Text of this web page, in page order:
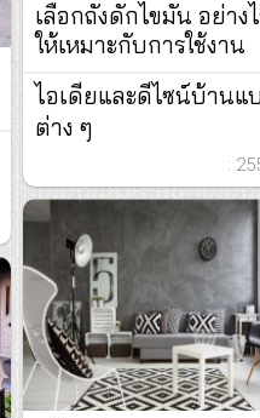
เลือกถังดักไขมัน อย่าง
ให้เหมาะกับการใช้งาน
ไอเดียและดีไซน์บ้านแ
ต่าง ๆ
: